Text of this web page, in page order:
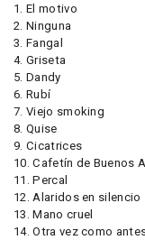
1. El motivo
2. Ninguna
3. Fangal
4. Griseta
5. Dandy
6. Rubí
7. Viejo smoking
8. Quise
9. Cicatrices
10. Cafetín de Buenos
11. Percal
12. Alaridos en silencio
13. Mano cruel
14. Otra vez como